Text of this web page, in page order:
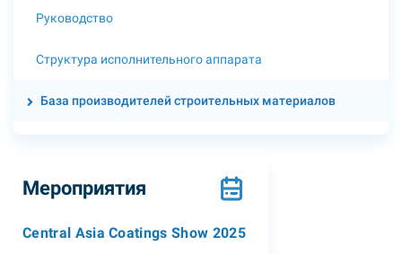
Руководство
Структура исполнительного аппарата
База производителей строительных материалов
Мероприятия
Central Asia Coatings Show 2025